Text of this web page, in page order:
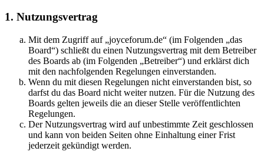
1. Nutzungsvertrag
Mit dem Zugriff auf „joyceforum.de“ (im Folgenden „das
Board“) schließt du einen Nutzungsvertrag mit dem Betreiber
des Boards ab (im Folgenden „Betreiber“) und erklärst dich
mit den nachfolgenden Regelungen einverstanden.
Wenn du mit diesen Regelungen nicht einverstanden bist, so
darfst du das Board nicht weiter nutzen. Für die Nutzung des
Boards gelten jeweils die an dieser Stelle veröffentlichten
Regelungen.
Der Nutzungsvertrag wird auf unbestimmte Zeit geschlossen
und kann von beiden Seiten ohne Einhaltung einer Frist
jederzeit gekündigt werden.